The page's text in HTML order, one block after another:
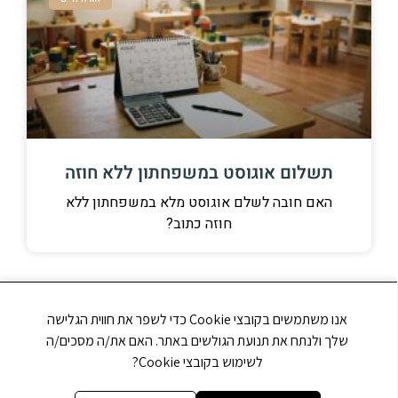
תשלום אוגוסט במשפחתון ללא חוזה
האם חובה לשלם אוגוסט מלא במשפחתון ללא
חוזה כתוב?
אנו משתמשים בקובצי Cookie כדי לשפר את חווית הגלישה
שלך ולנתח את תנועת הגולשים באתר. האם את/ה מסכים/ה
לשימוש בקובצי Cookie?